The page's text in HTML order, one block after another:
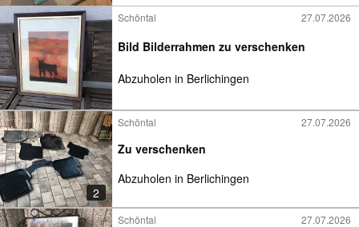
Schöntal 27.07.2026
Bild Bilderrahmen zu verschenken
Abzuholen in Berlichingen
2
Schöntal 27.07.2026
Zu verschenken
Abzuholen in Berlichingen
Schöntal 27.07.2026